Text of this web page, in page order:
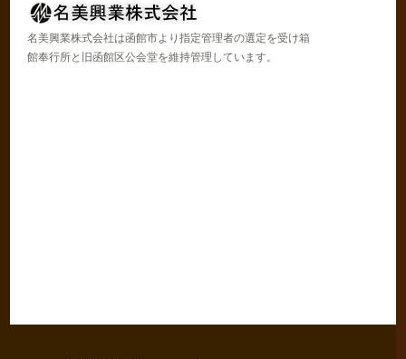
名美興業株式会社は函館市より指定管理者の選定を受け箱
館奉行所と旧函館区公会堂を維持管理しています。